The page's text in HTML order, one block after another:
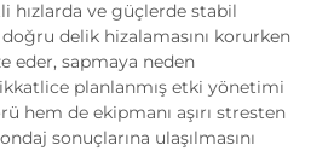
hızlarda ve güçlerde stabil
delik hizalamasını korurken
eder, sapmaya neden
planlanmış etki yönetimi
hem de ekipmanı aşırı stresten
sonuçlarına ulaşılmasını